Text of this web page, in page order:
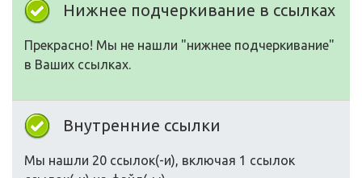
Нижнее подчеркивание в ссылках
Прекрасно! Мы не нашли "нижнее подчеркивание"
в Ваших ссылках.
Внутренние ссылки
Мы нашли 20 ссылок(-и), включая 1 ссылок